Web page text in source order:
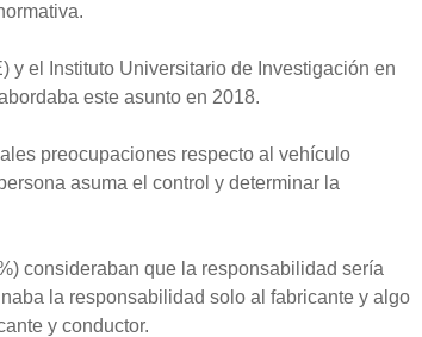
y el Instituto Universitario de Investigación en
este asunto en 2018.
preocupaciones respecto al vehículo
asuma el control y determinar la
consideraban que la responsabilidad sería
la responsabilidad solo al fabricante y algo
y conductor.